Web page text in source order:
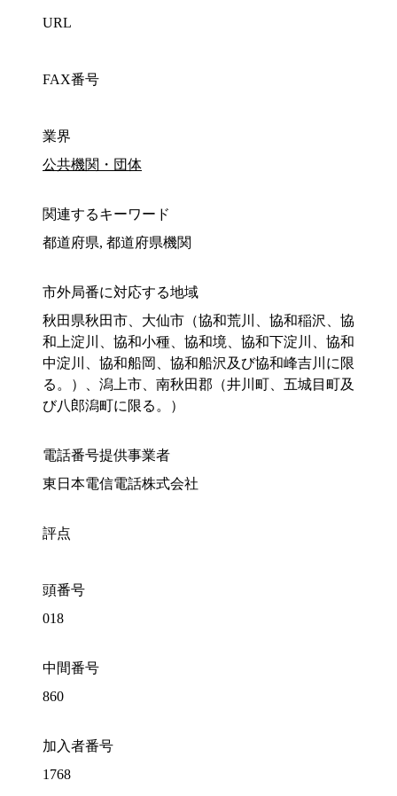
URL
FAX番号
業界
公共機関・団体
関連するキーワード
都道府県, 都道府県機関
市外局番に対応する地域
秋田県秋田市、大仙市（協和荒川、協和稲沢、協
和上淀川、協和小種、協和境、協和下淀川、協和
中淀川、協和船岡、協和船沢及び協和峰吉川に限
る。）、潟上市、南秋田郡（井川町、五城目町及
び八郎潟町に限る。）
電話番号提供事業者
東日本電信電話株式会社
評点
頭番号
018
中間番号
860
加入者番号
1768